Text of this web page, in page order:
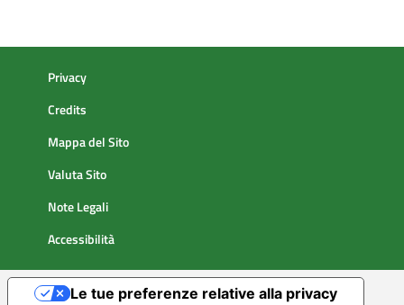
Privacy
Credits
Mappa del Sito
Valuta Sito
Note Legali
Accessibilità
Le tue preferenze relative alla privacy